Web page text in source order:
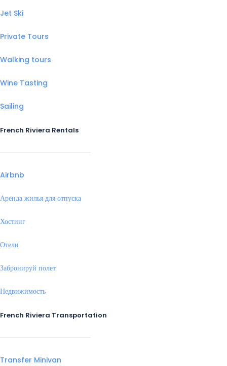
Jet Ski
Private Tours
Walking tours
Wine Tasting
Sailing
French Riviera Rentals
Airbnb
Аренда жилья для отпуска
Хостинг
Отели
Забронируй полет
Недвижимость
French Riviera Transportation
Transfer Minivan